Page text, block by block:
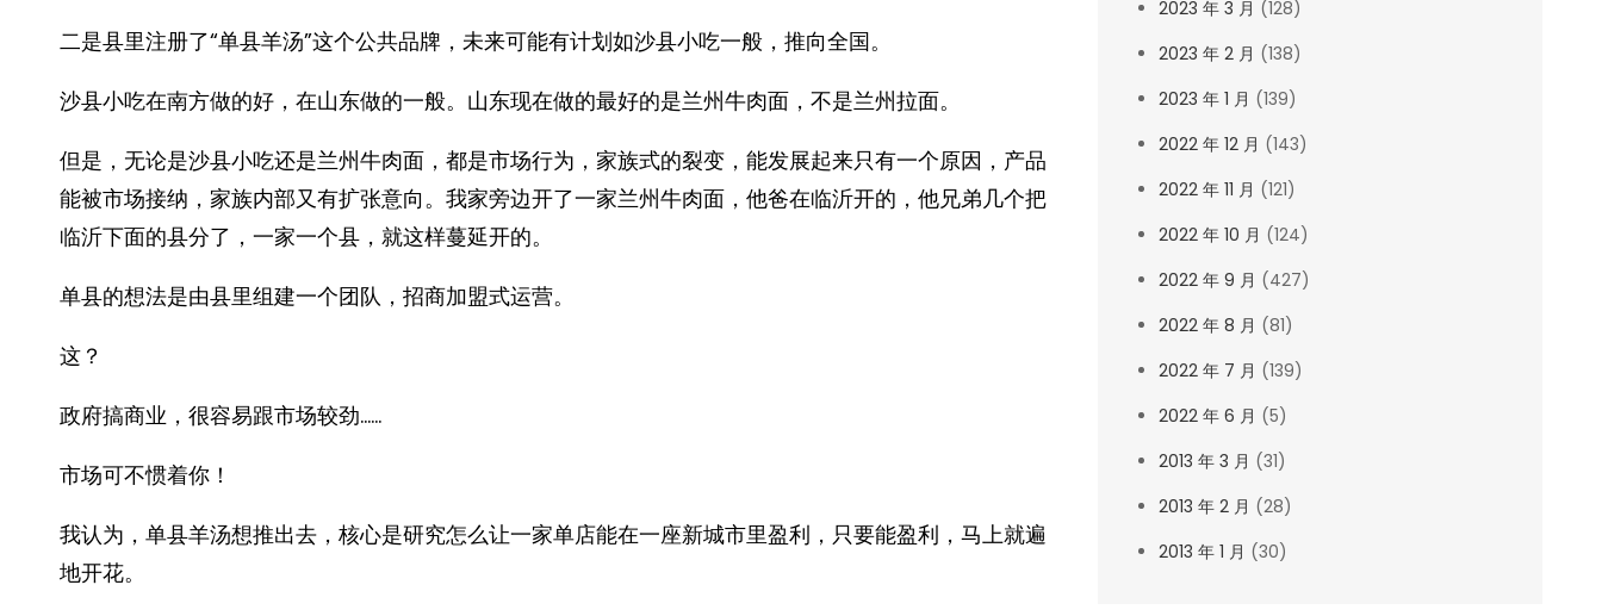
二是县里注册了“单县羊汤”这个公共品牌，未来可能有计划如沙县小吃一般，推向全国。
沙县小吃在南方做的好，在山东做的一般。山东现在做的最好的是兰州牛肉面，不是兰州拉面。
但是，无论是沙县小吃还是兰州牛肉面，都是市场行为，家族式的裂变，能发展起来只有一个原因，产品
能被市场接纳，家族内部又有扩张意向。我家旁边开了一家兰州牛肉面，他爸在临沂开的，他兄弟几个把
临沂下面的县分了，一家一个县，就这样蔓延开的。
单县的想法是由县里组建一个团队，招商加盟式运营。
这？
政府搞商业，很容易跟市场较劲……
市场可不惯着你！
我认为，单县羊汤想推出去，核心是研究怎么让一家单店能在一座新城市里盈利，只要能盈利，马上就遍
地开花。
2023 年 3 月 (128)
2023 年 2 月 (138)
2023 年 1 月 (139)
2022 年 12 月 (143)
2022 年 11 月 (121)
2022 年 10 月 (124)
2022 年 9 月 (427)
2022 年 8 月 (81)
2022 年 7 月 (139)
2022 年 6 月 (5)
2013 年 3 月 (31)
2013 年 2 月 (28)
2013 年 1 月 (30)